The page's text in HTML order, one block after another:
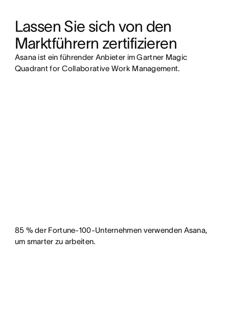
Lassen Sie sich von den
Marktführern zertifizieren
Asana ist ein führender Anbieter im Gartner Magic
Quadrant for Collaborative Work Management.
85 % der Fortune-100-Unternehmen verwenden Asana,
um smarter zu arbeiten.